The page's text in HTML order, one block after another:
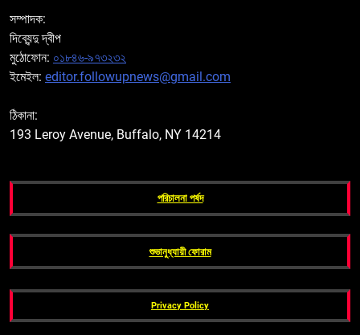
সম্পাদক:
দিব্যেন্দু দ্বীপ
মুঠোফোন: ০১৮৪৬-৯৭৩২৩২
ইমেইল: editor.followupnews@gmail.com
ঠিকানা:
193 Leroy Avenue, Buffalo, NY 14214
পরিচালনা পর্ষদ
শুভানুধ্যায়ী ফোরাম
Privacy Policy